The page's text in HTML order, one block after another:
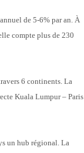
de 5-6% par an. À
compte plus de 230
6 continents. La
Kuala Lumpur – Paris
un hub régional. La